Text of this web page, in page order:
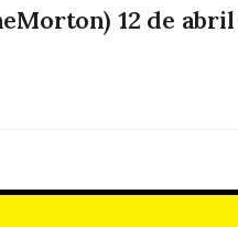
12 de